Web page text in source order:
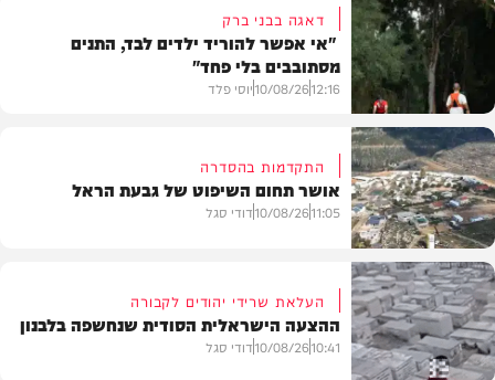
חדשות
דאגה בבני ברק
"אי אפשר להוריד ילדים לבד, התנים
מסתובבים בלי פחד"
12:16
10/08/26יוסי פלד
חדשות
התקדמות בהסדרה
אושר תחום השיפוט של גבעת הראל
11:05
10/08/26דודי סגל
העלאת שרידי יהודים לקבורה
ההצעה הישראלית הסודית שנחשפה בלבנון
10:41
10/08/26דודי סגל